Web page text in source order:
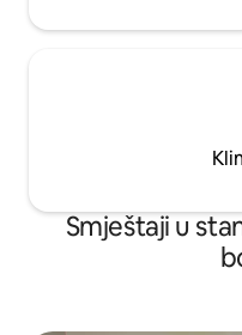
Smještaji u